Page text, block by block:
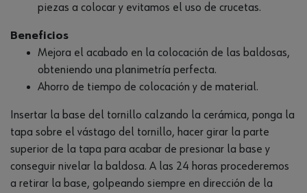
piezas a colocar y evitamos el uso de crucetas.
Beneficios
Mejora el acabado en la colocación de las baldosas,
obteniendo una planimetría perfecta.
Ahorro de tiempo de colocación y de material.
Insertar la base del tornillo calzando la cerámica, ponga la
tapa sobre el vástago del tornillo, hacer girar la parte
superior de la tapa para acabar de presionar la base y
conseguir nivelar la baldosa. A las 24 horas procederemos
a retirar la base, golpeando siempre en dirección de la